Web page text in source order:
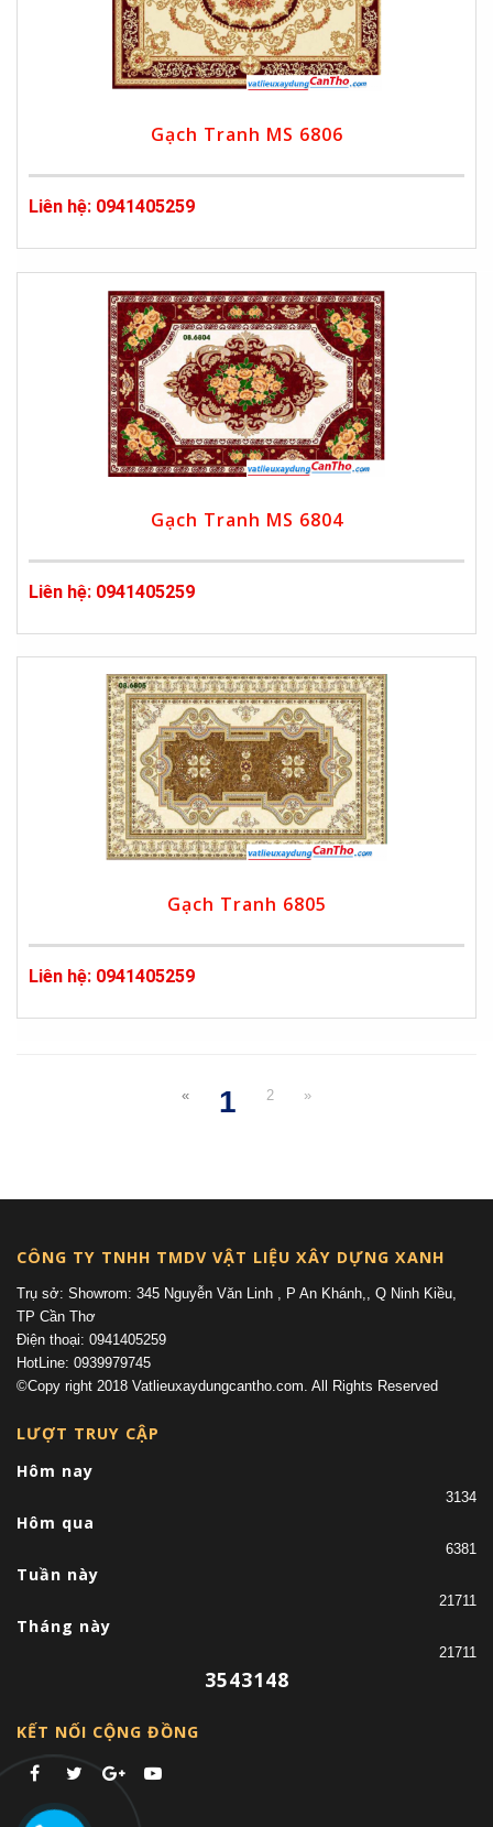
Gạch Tranh MS 6806
Liên hệ: 0941405259
Gạch Tranh MS 6804
Liên hệ: 0941405259
Gạch Tranh 6805
Liên hệ: 0941405259
«
1
2 »
CÔNG TY TNHH TMDV VẬT LIỆU XÂY DỰNG XANH
Trụ sở: Showrom: 345 Nguyễn Văn Linh , P An Khánh,, Q Ninh Kiều,
TP Cần Thơ
Điện thoại: 0941405259
HotLine: 0939979745
©Copy right 2018 Vatlieuxaydungcantho.com. All Rights Reserved
LƯỢT TRUY CẬP
Hôm nay
3134
Hôm qua
6381
Tuần này
21711
Tháng này
21711
3543148
KẾT NỐI CỘNG ĐỒNG